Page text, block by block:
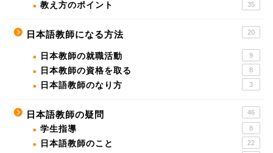
教え方のポイント 35
日本語教師になる方法 20
日本教師の就職活動 9
日本教師の資格を取る 8
日本語教師のなり方 3
日本語教師の疑問 46
学生指導 8
日本語教師のこと 22